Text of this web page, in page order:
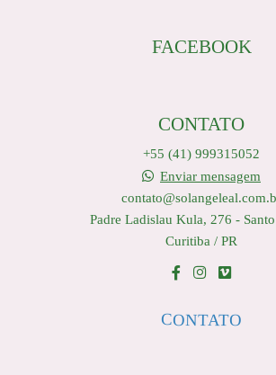
FACEBOOK
CONTATO
+55 (41) 999315052
Enviar mensagem
Padre Ladislau Kula, 276 -
Curitiba / PR
CONTATO